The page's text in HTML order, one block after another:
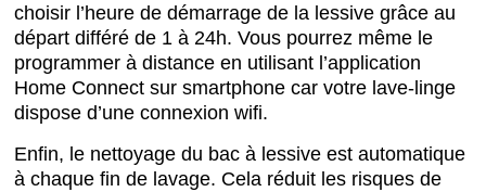
choisir l’heure de démarrage de la lessive grâce au
départ différé de 1 à 24h. Vous pourrez même le
programmer à distance en utilisant l’application
Home Connect sur smartphone car votre lave-linge
dispose d’une connexion wifi.
Enfin, le nettoyage du bac à lessive est automatique
à chaque fin de lavage. Cela réduit les risques de